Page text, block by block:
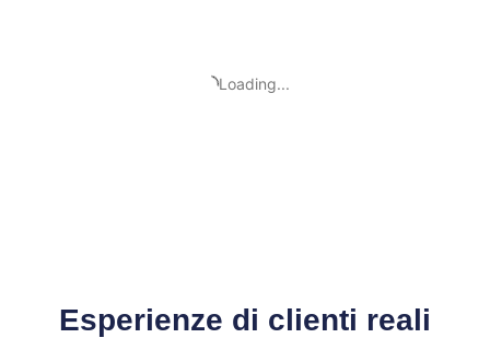
Loading...
Esperienze di clienti reali